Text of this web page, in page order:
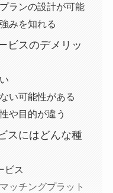
ランの設計が可能
みを知れる
ビスのデメリッ
い可能性がある
や目的が違う
スにはどんな種
ビス
ッチングプラット